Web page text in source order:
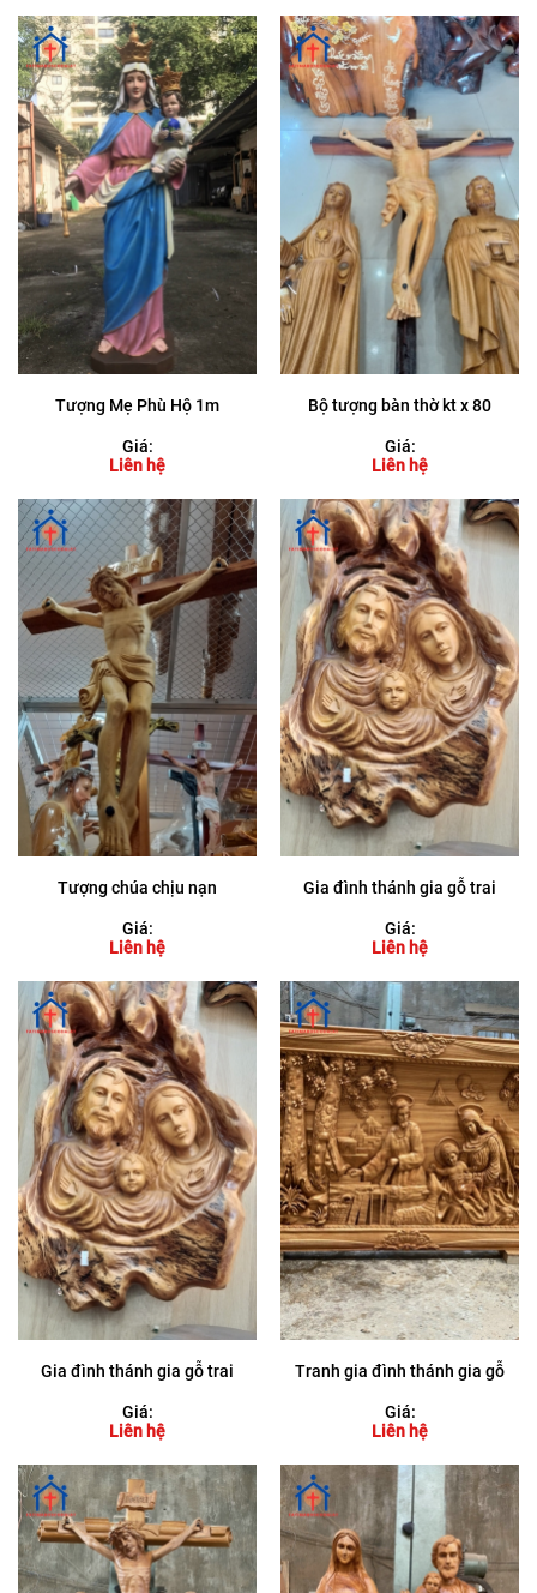
Tượng Mẹ Phù Hộ 1m
Giá:
Liên hệ
Bộ tượng bàn thờ kt x 80
Giá:
Liên hệ
Tượng chúa chịu nạn
Giá:
Liên hệ
Gia đình thánh gia gỗ trai
Giá:
Liên hệ
Gia đình thánh gia gỗ trai
Giá:
Liên hệ
Tranh gia đình thánh gia gỗ
Giá:
Liên hệ